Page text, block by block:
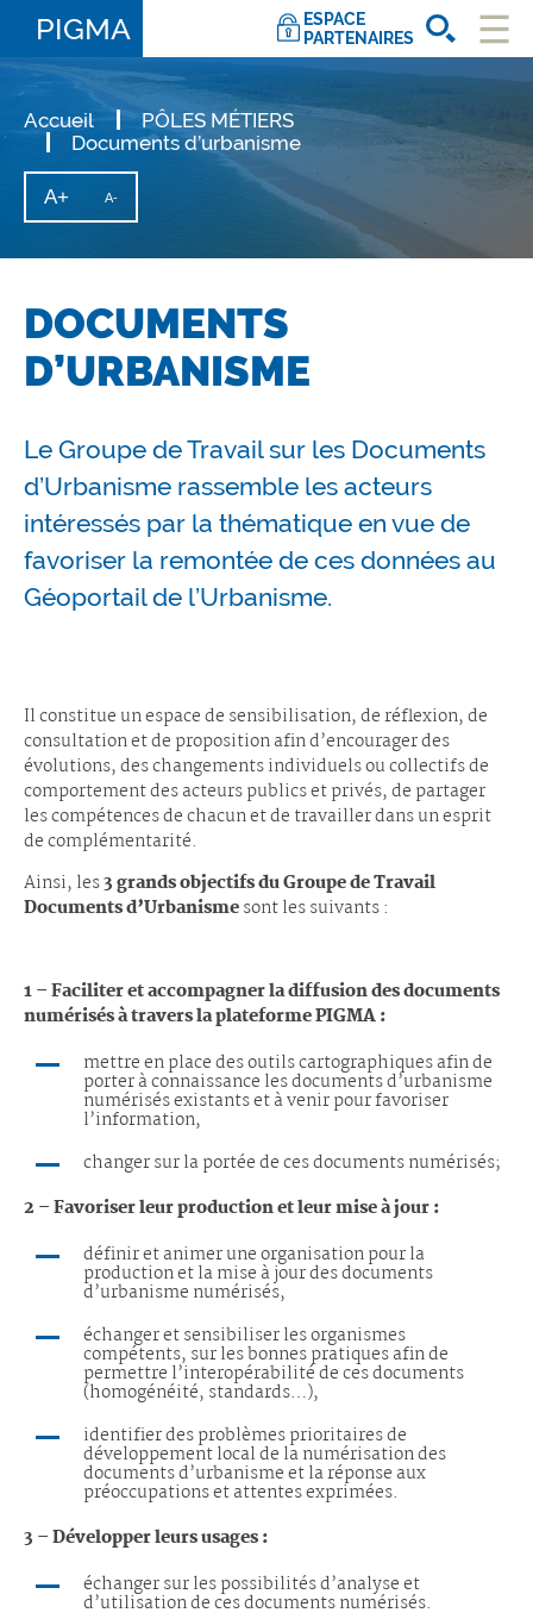
PIGMA
ESPACE
PARTENAIRES
le
Accueil
PÔLES MÉTIERS
Documents d’urbanisme
A+ Augmenter
la
du
A-
taille
DOCUMENTS
D’URBANISME
Le Groupe de Travail sur les Documents
d’Urbanisme rassemble les acteurs
intéressés par la thématique en vue de
favoriser la remontée de ces données au
Géoportail de l’Urbanisme.
Il constitue un espace de sensibilisation, de réflexion, de
consultation et de proposition afin d’encourager des
évolutions, des changements individuels ou collectifs de
comportement des acteurs publics et privés, de partager
les compétences de chacun et de travailler dans un esprit
de complémentarité.
Ainsi, les3 grands objectifs du Groupe de Travail
Documents d’Urbanismesont les suivants :
1 – Faciliter et accompagner la diffusion des documents
numérisés à travers la plateforme PIGMA :
mettre en place des outils cartographiques afin de
porter à connaissance les documents d’urbanisme
numérisés existants et à venir pour favoriser
l’information,
changer sur la portée de ces documents numérisés;
2 – Favoriser leur production et leur mise à jour :
définir et animer une organisation pour la
production et la mise à jour des documents
d’urbanisme numérisés,
échanger et sensibiliser les organismes
compétents, sur les bonnes pratiques afin de
permettre l’interopérabilité de ces documents
(homogénéité, standards…),
identifier des problèmes prioritaires de
développement local de la numérisation des
documents d’urbanisme et la réponse aux
préoccupations et attentes exprimées.
3 – Développer leurs usages :
échanger sur les possibilités d’analyse et
d’utilisation de ces documents numérisés.